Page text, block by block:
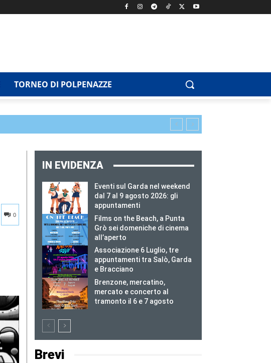
TORNEO DI POLPENAZZE
0
IN EVIDENZA
Eventi sul Garda nel weekend
dal 7 al 9 agosto 2026: gli
appuntamenti
Films on the Beach, a Punta
Grò sei domeniche di cinema
all’aperto
Associazione 6 Luglio, tre
appuntamenti tra Salò, Garda
e Bracciano
Brenzone, mercatino,
mercato e concerto al
tramonto il 6 e 7 agosto
Brevi